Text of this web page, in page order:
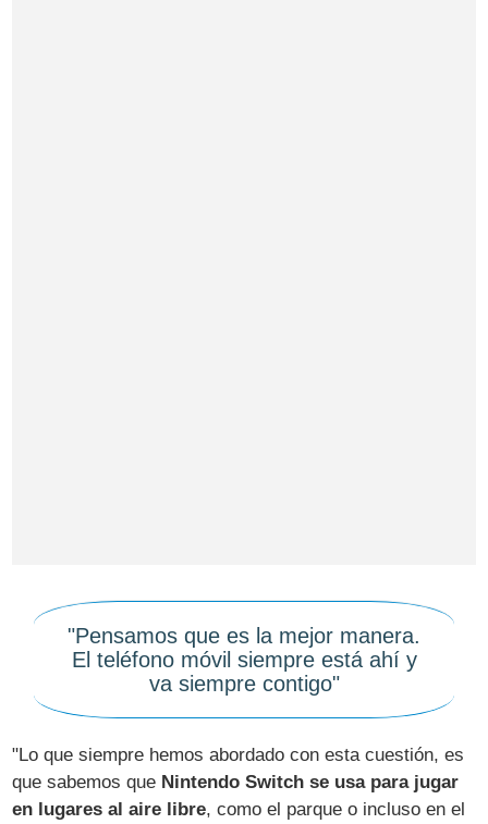
"Pensamos que es la mejor manera.
El teléfono móvil siempre está ahí y
va siempre contigo"
"Lo que siempre hemos abordado con esta cuestión, es
que sabemos que Nintendo Switch se usa para jugar
en lugares al aire libre, como el parque o incluso en el